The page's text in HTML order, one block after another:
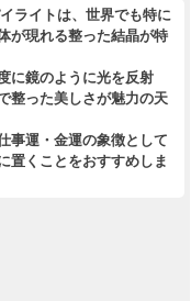
ライトは、世界でも特に
が現れる整った結晶が特
に鏡のように光を反射
整った美しさが魅力の天
事運・金運の象徴として
置くことをおすすめしま